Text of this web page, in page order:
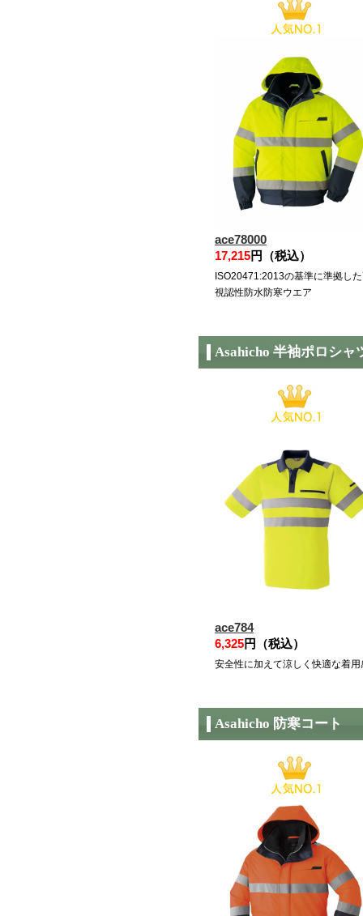
ace78000
17,215円（税込）
ISO20471:2013の基準に準拠し
視認性防水防寒ウエア
Asahicho 半袖ポロシャ
ace784
6,325円（税込）
安全性に加えて涼しく快適な着用
Asahicho 防寒コート